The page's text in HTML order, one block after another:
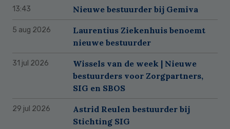
13:43 Nieuwe bestuurder bij Gemiva
5 aug 2026
Laurentius Ziekenhuis benoemt
nieuwe bestuurder
31 jul 2026
Wissels van de week | Nieuwe
bestuurders voor Zorgpartners,
SIG en SBOS
29 jul 2026
Astrid Reulen bestuurder bij
Stichting SIG